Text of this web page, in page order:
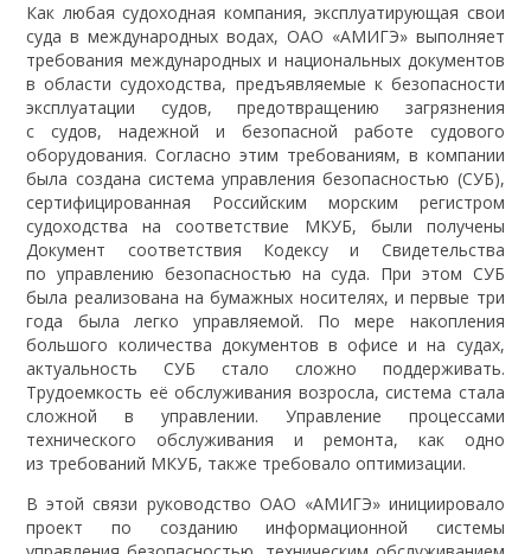
Как любая судоходная компания, эксплуатирующая свои
суда в международных водах, ОАО «АМИГЭ» выполняет
требования международных и национальных документов
в области судоходства, предъявляемые к безопасности
эксплуатации судов, предотвращению загрязнения
с судов, надежной и безопасной работе судового
оборудования. Согласно этим требованиям, в компании
была создана система управления безопасностью (СУБ),
сертифицированная Российским морским регистром
судоходства на соответствие МКУБ, были получены
Документ соответствия Кодексу и Свидетельства
по управлению безопасностью на суда. При этом СУБ
была реализована на бумажных носителях, и первые три
года была легко управляемой. По мере накопления
большого количества документов в офисе и на судах,
актуальность СУБ стало сложно поддерживать.
Трудоемкость её обслуживания возросла, система стала
сложной в управлении. Управление процессами
технического обслуживания и ремонта, как одно
из требований МКУБ, также требовало оптимизации.
В этой связи руководство ОАО «АМИГЭ» инициировало
проект по созданию информационной системы